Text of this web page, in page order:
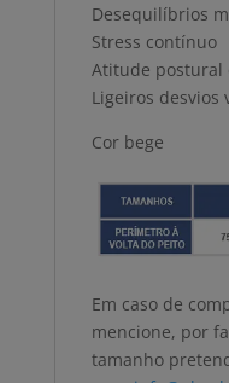
Desequilíbrios
Stress contínuo
Atitude postural
Ligeiros desvios
Cor bege
Em caso de
mencione, por
tamanho